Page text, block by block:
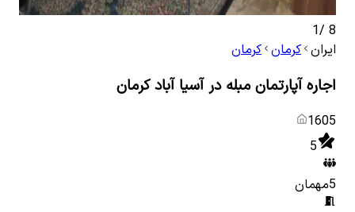
8
/
1
ایران کرمان کرمان
اجاره آپارتمان مبله در آسیا آباد کرمان
1605
5
5مهمان